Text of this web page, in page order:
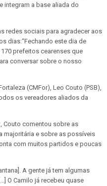
integram a base aliada do
redes sociais para agradecer aos
dias:“Fechando este dia de
prefeitos cearenses que
conversar sobre o nosso
(CMFor), Leo Couto (PSB),
os vereadores aliados da
Couto comentou sobre as
majoritária e sobre as possíveis
com muitos partidos e poucas
A gente já tem algumas
O Camilo já recebeu quase